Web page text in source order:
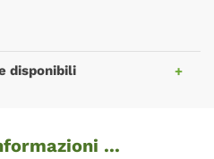
disponibili
...